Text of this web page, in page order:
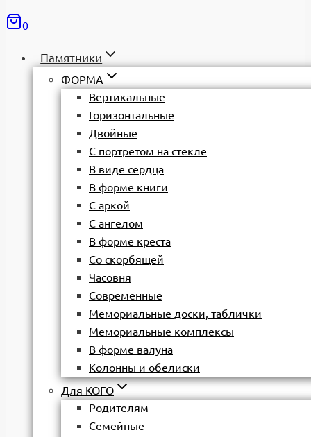
0
Памятники
ФОРМА
Вертикальные
Горизонтальные
Двойные
С портретом на стекле
В виде сердца
В форме книги
С аркой
С ангелом
В форме креста
Со скорбящей
Часовня
Современные
Мемориальные доски, таблички
Мемориальные комплексы
В форме валуна
Колонны и обелиски
Для КОГО
Родителям
Семейные